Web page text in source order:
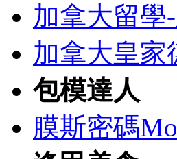
加拿大留學
加拿大皇家
包模達人
膜斯密碼